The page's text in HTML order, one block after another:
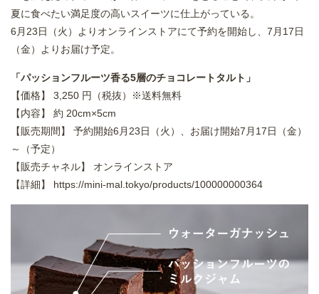
夏に食べたい満足度の高いスイーツに仕上がっている。
6月23日（火）よりオンラインストアにて予約を開始し、7月17日
（金）よりお届け予定。
「パッションフルーツ香る5層のチョコレートタルト」
【価格】 3,250 円（税抜）※送料無料
【内容】 約 20cm×5cm
【販売期間】 予約開始6月23日（火）、お届け開始7月17日（金）
～（予定）
【販売チャネル】 オンラインストア
【詳細】 https://mini-mal.tokyo/products/100000000364